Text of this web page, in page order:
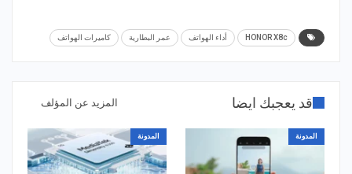
HONOR X8c أداء الهواتف عمر البطارية كاميرات الهواتف
قد يعجبك ايضا المزيد عن المؤلف
المدونة المدونة